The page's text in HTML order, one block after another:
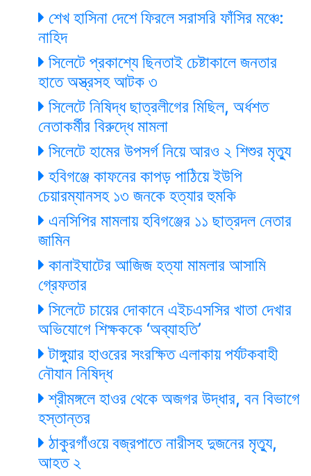
শেখ হাসিনা দেশে ফিরলে সরাসরি ফাঁসির মঞ্চে:
নাহিদ
সিলেটে প্রকাশ্যে ছিনতাই চেষ্টাকালে জনতার
হাতে অস্ত্রসহ আটক ৩
সিলেটে নিষিদ্ধ ছাত্রলীগের মিছিল, অর্ধশত
নেতাকর্মীর বিরুদ্ধে মামলা
সিলেটে হামের উপসর্গ নিয়ে আরও ২ শিশুর মৃত্যু
হবিগঞ্জে কাফনের কাপড় পাঠিয়ে ইউপি
চেয়ারম্যানসহ ১৩ জনকে হত্যার হুমকি
এনসিপির মামলায় হবিগঞ্জের ১১ ছাত্রদল নেতার
জামিন
কানাইঘাটের আজিজ হত্যা মামলার আসামি
গ্রেফতার
সিলেটে চায়ের দোকানে এইচএসসির খাতা দেখার
অভিযোগে শিক্ষককে ‘অব্যাহতি’
টাঙ্গুয়ার হাওরের সংরক্ষিত এলাকায় পর্যটকবাহী
নৌযান নিষিদ্ধ
শ্রীমঙ্গলে হাওর থেকে অজগর উদ্ধার, বন বিভাগে
হস্তান্তর
ঠাকুরগাঁওয়ে বজ্রপাতে নারীসহ দুজনের মৃত্যু,
আহত ২